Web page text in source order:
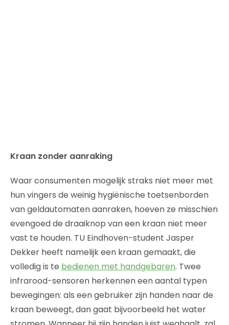
Kraan zonder aanraking
Waar consumenten mogelijk straks niet meer met
hun vingers de weinig hygiënische toetsenborden
van geldautomaten aanraken, hoeven ze misschien
evengoed de draaiknop van een kraan niet meer
vast te houden. TU Eindhoven-student Jasper
Dekker heeft namelijk een kraan gemaakt, die
volledig is te bedienen met handgebaren. Twee
infrarood-sensoren herkennen een aantal typen
bewegingen: als een gebruiker zijn handen naar de
kraan beweegt, dan gaat bijvoorbeeld het water